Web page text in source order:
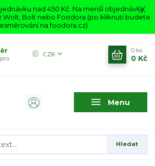
nad 450 Kč. Na menší objednávky
Wolt, Bolt nebo Foodora (po kliknutí budete
na foodora.cz)
Menu
CZK
Hledat
0 ks
0 Kč